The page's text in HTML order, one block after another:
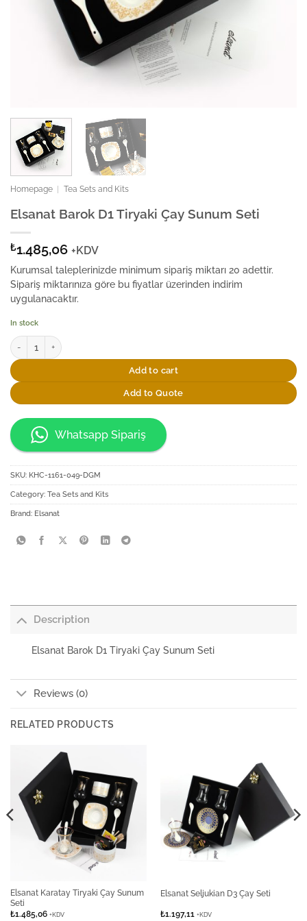
Homepage Tea Sets and Kits
Elsanat Barok D1 Tiryaki Çay Sunum Seti
₺1.485,06 +KDV
Kurumsal taleplerinizde minimum sipariş miktarı 20 adettir.
Sipariş miktarınıza göre bu fiyatlar üzerinden indirim
uygulanacaktır.
In stock
Elsanat Barok D1 Tiryaki Çay Sunum Seti quantity
Add to cart
Add to Quote
Whatsapp Sipariş
SKU: KHC-1161-049-DGM
Category: Tea Sets and Kits
Brand: Elsanat
Description
Elsanat Barok D1 Tiryaki Çay Sunum Seti
Reviews (0)
RELATED PRODUCTS
Elsanat Karatay Tiryaki Çay Sunum
Seti
₺1.485,06 +KDV
Elsanat Seljukian D3 Çay Seti
₺1.197,11 +KDV